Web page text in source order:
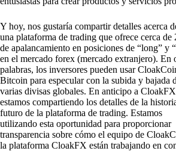
Y hoy, nos gustaría compartir detalles acerca
una plataforma de trading que ofrece cerca de
de apalancamiento en posiciones de “long” y
en el mercado forex (mercado extranjero). En
palabras, los inversores pueden usar
Bitcoin para especular con la subida y bajada
varias divisas globales. En anticipo a
estamos compartiendo los detalles de la
futuro de la plataforma de trading. Estamos
utilizando esta oportunidad para proporcionar
transparencia sobre cómo el equipo de
la plataforma CloakFX están trabajando en